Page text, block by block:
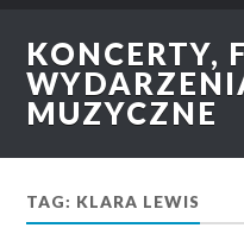
KONCERTY,
MUZYCZNE
TAG: KLARA LEWIS